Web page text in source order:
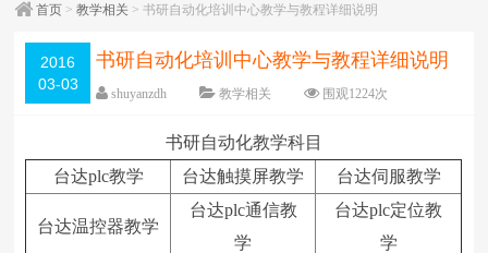
首页 >教学相关 > 书研自动化培训中心教学与教程详细说明
2016
03-03
书研自动化培训中心教学与教程详细说明
shuyanzdh 教学相关 围观1224次
中 小
书研自动化教学科目
台达plc教学
台达触摸屏教学 台达伺服教学
台达温控器教学
台达plc通信教
学
台达plc定位教
学